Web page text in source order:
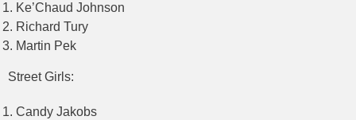
Ke’Chaud Johnson
Richard Tury
Martin Pek
Street Girls:
Candy Jakobs